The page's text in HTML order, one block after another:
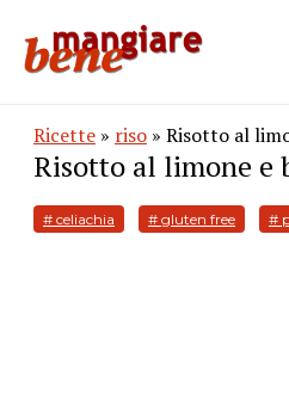
Ricette » riso » Risotto al
Risotto al limone e
# celiachia # gluten free #